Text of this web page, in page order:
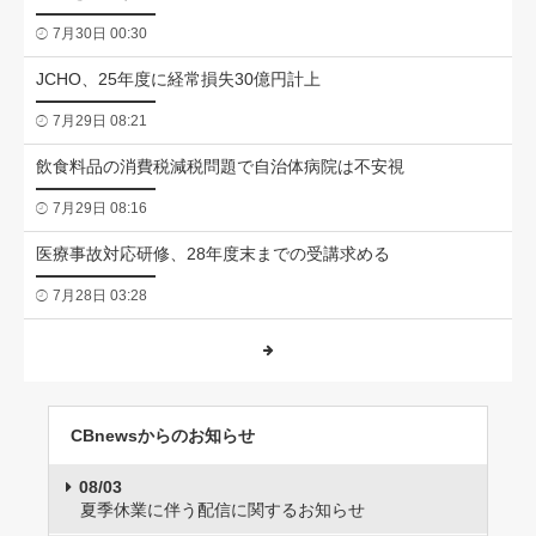
7月30日 00:30
JCHO、25年度に経常損失30億円計上
7月29日 08:21
飲食料品の消費税減税問題で自治体病院は不安視
7月29日 08:16
医療事故対応研修、28年度末までの受講求める
7月28日 03:28
CBnewsからのお知らせ
08/03
夏季休業に伴う配信に関するお知らせ